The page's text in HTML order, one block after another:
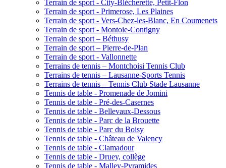
Terrain de sport - City-Blécherette, Petit-Flon
Terrain de sport - Primerose, Les Plaines
Terrain de sport - Vers-Chez-les-Blanc, En Coumenets
Terrain de sport - Montoie-Contigny
Terrain de sport – Béthusy
Terrain de sport – Pierre-de-Plan
Terrain de sport - Vallonnette
Terrains de tennis – Montchoisi Tennis Club
Terrains de tennis – Lausanne-Sports Tennis
Terrains de tennis – Tennis Club Stade Lausanne
Tennis de table - Promenade de Jomini
Tennis de table - Pré-des-Casernes
Tennis de table - Bellevaux-Dessous
Tennis de table - Parc de la Brouette
Tennis de table - Parc du Boisy
Tennis de table - Château de Valency
Tennis de table - Clamadour
Tennis de table - Druey, collège
Tennis de table - Malley-Pyramides